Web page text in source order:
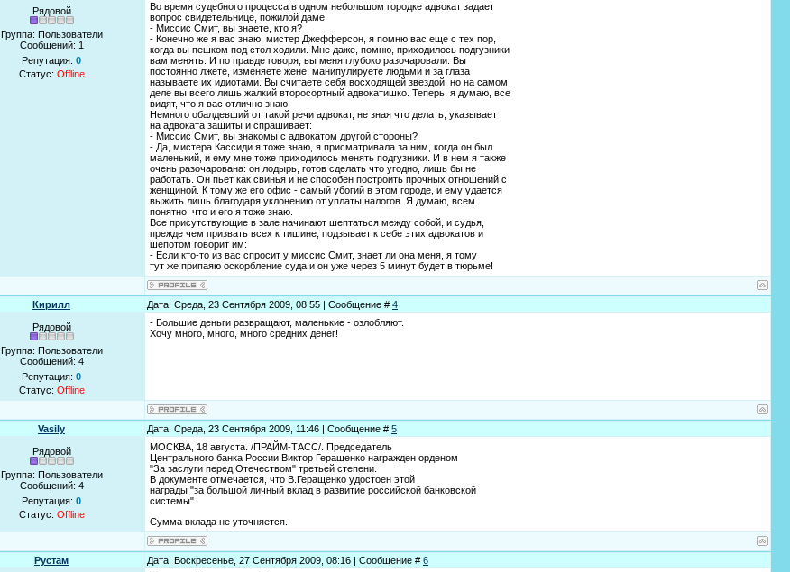
Рядовой
Группа: Пользователи
Сообщений: 1
Репутация: 0
Статус: Offline
Во время судебного процесса в одном небольшом городке адвокат задает
вопрос свидетельнице, пожилой даме:
- Миссис Смит, вы знаете, кто я?
- Конечно же я вас знаю, мистер Джефферсон, я помню вас еще с тех пор,
когда вы пешком под стол ходили. Мне даже, помню, приходилось подгузники
вам менять. И по правде говоря, вы меня глубоко разочаровали. Вы
постоянно лжете, изменяете жене, манипулируете людьми и за глаза
называете их идиотами. Вы считаете себя восходящей звездой, но на самом
деле вы всего лишь жалкий второсортный адвокатишко. Теперь, я думаю, все
видят, что я вас отлично знаю.
Немного обалдевший от такой речи адвокат, не зная что делать, указывает
на адвоката защиты и спрашивает:
- Миссис Смит, вы знакомы с адвокатом другой стороны?
- Да, мистера Кассиди я тоже знаю, я присматривала за ним, когда он был
маленький, и ему мне тоже приходилось менять подгузники. И в нем я также
очень разочарована: он лодырь, готов сделать что угодно, лишь бы не
работать. Он пьет как свинья и не способен построить прочных отношений с
женщиной. К тому же его офис - самый убогий в этом городе, и ему удается
выжить лишь благодаря уклонению от уплаты налогов. Я думаю, всем
понятно, что и его я тоже знаю.
Все присутствующие в зале начинают шептаться между собой, и судья,
прежде чем призвать всех к тишине, подзывает к себе этих адвокатов и
шепотом говорит им:
- Если кто-то из вас спросит у миссис Смит, знает ли она меня, я тому
тут же припаяю оскорбление суда и он уже через 5 минут будет в тюрьме!
Кирилл Дата: Среда, 23 Сентября 2009, 08:55 | Сообщение # 4
Рядовой
Группа: Пользователи
Сообщений: 4
Репутация: 0
Статус: Offline
- Большие деньги развращают, маленькие - озлобляют.
Хочу много, много, много средних денег!
Vasily Дата: Среда, 23 Сентября 2009, 11:46 | Сообщение # 5
Рядовой
Группа: Пользователи
Сообщений: 4
Репутация: 0
Статус: Offline
МОСКВА, 18 августа. /ПРАЙМ-ТАСС/. Председатель
Центрального банка России Виктор Геращенко награжден орденом
"За заслуги перед Отечеством" третьей степени.
В документе отмечается, что В.Геращенко удостоен этой
награды "за большой личный вклад в развитие российской банковской
системы".
Cумма вклада не уточняется.
Рустам Дата: Воскресенье, 27 Сентября 2009, 08:16 | Сообщение # 6